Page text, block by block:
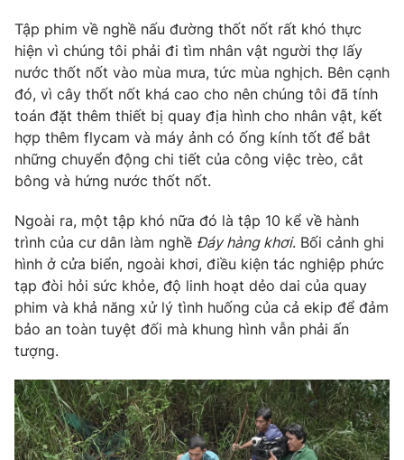
Thị trường 24h Tấm lòng Việt
VTV4 Vươn mình bằng AI
VTV9 VTV8
THỜI BÁO VTV
Theo dõi báo trên
Cơ quan chủ quản:Đài Truyền hình Việt Nam
Cơ quan báo chí:Thời báo VTV
Giấy phép hoạt động báo in và báo điện tử số 483/GP-BTTTT
Tập phim về nghề nấu đường thốt nốt rất khó thực
hiện vì chúng tôi phải đi tìm nhân vật người thợ lấy
nước thốt nốt vào mùa mưa, tức mùa nghịch. Bên cạnh
đó, vì cây thốt nốt khá cao cho nên chúng tôi đã tính
toán đặt thêm thiết bị quay địa hình cho nhân vật, kết
hợp thêm flycam và máy ảnh có ống kính tốt để bắt
những chuyển động chi tiết của công việc trèo, cắt
bông và hứng nước thốt nốt.
Ngoài ra, một tập khó nữa đó là tập 10 kể về hành
trình của cư dân làm nghề Đáy hàng khơi. Bối cảnh ghi
hình ở cửa biển, ngoài khơi, điều kiện tác nghiệp phức
tạp đòi hỏi sức khỏe, độ linh hoạt dẻo dai của quay
phim và khả năng xử lý tình huống của cả ekip để đảm
bảo an toàn tuyệt đối mà khung hình vẫn phải ấn
tượng.